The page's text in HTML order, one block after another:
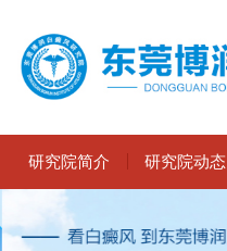
研究院简介 研究院动态